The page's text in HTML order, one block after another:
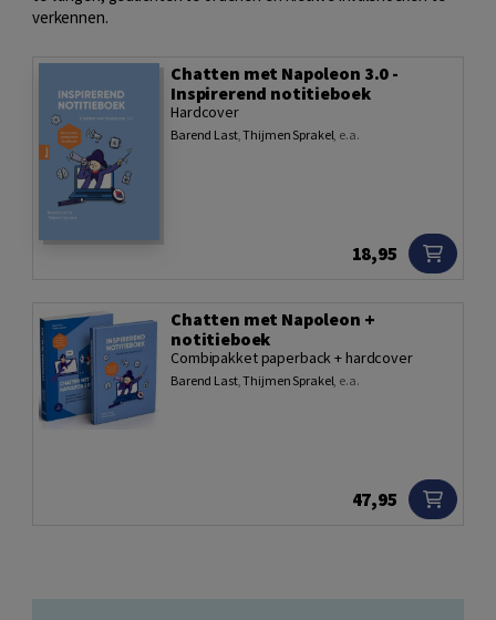
verkennen.
Chatten met Napoleon 3.0 -
Inspirerend notitieboek
Barend Last,Thijmen Sprakel, e.a.
Hardcover
18,95
Chatten met Napoleon +
notitieboek
Barend Last,Thijmen Sprakel, e.a.
Combipakket paperback + hardcover
47,95